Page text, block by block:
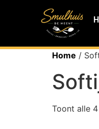
Home /
Toont alle